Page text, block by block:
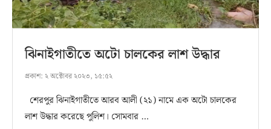
ঝিনাইগাতীতে অটো চালকের লাশ উদ্ধার
প্রকাশ: ২ অক্টোবর ২০২৩, ১৫:৫২
শেরপুর ঝিনাইগাতীতে আরব আলী (২১) নামে এক অটো চালকের
লাশ উদ্ধার করেছে পুলিশ। সোমবার …